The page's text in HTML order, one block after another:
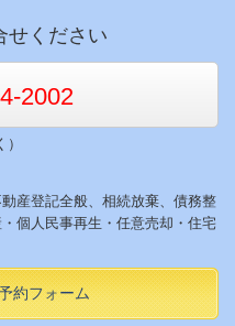
せください
2002
産登記全般、相続放棄、債務整
個人民事再生・任意売却・住宅
約フォーム